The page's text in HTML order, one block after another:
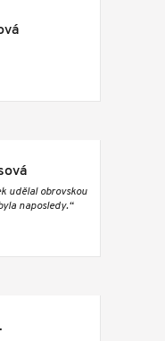
udělal obrovskou
naposledy.“